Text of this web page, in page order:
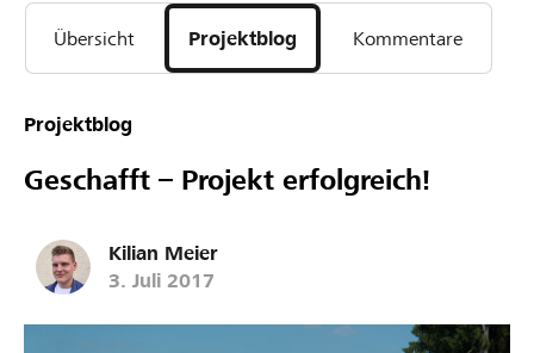
Übersicht Projektblog Kommentare
Projektblog
Geschafft – Projekt erfolgreich!
Kilian Meier
3. Juli 2017